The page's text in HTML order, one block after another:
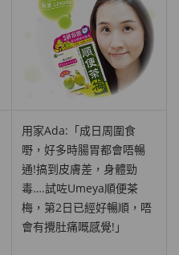
用家Ada:「成日周圍食
嘢，好多時腸胃都會唔暢
通!搞到皮膚差，身體勁
毒….試咗Umeya順便茶
梅 ，第2日已經好暢順，唔
會有攪肚痛嘅感覺!」